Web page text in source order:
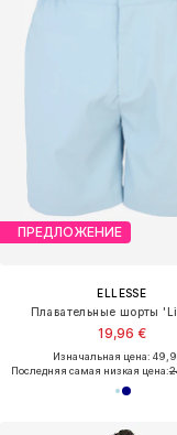
ПРЕДЛОЖЕНИЕ
ELLESSE
Плавательные шорты
19,96 €
Изначальная цена:
Последняя самая низкая цена: